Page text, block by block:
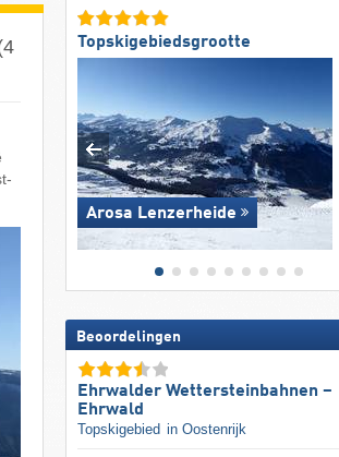
Topskigebiedsgrootte
Arosa Lenzerheide
Beoordelingen
Ehrwalder Wettersteinbahnen –
Ehrwald
Topskigebied in Oostenrijk